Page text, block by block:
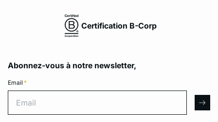
Certification B-Corp
Abonnez-vous à notre newsletter,
Email *